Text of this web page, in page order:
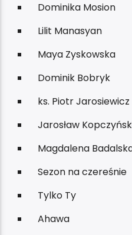
Dominika Mosion
Lilit Manasyan
Maya Zyskowska
Dominik Bobryk
ks. Piotr Jarosiewicz
Jarosław
Magdalena
Sezon na czereśnie
Tylko Ty
Ahawa